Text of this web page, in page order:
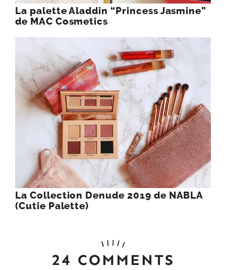
La palette Aladdin “Princess Jasmine”
de MAC Cosmetics
La Collection Denude 2019 de NABLA
(Cutie Palette)
24 COMMENTS